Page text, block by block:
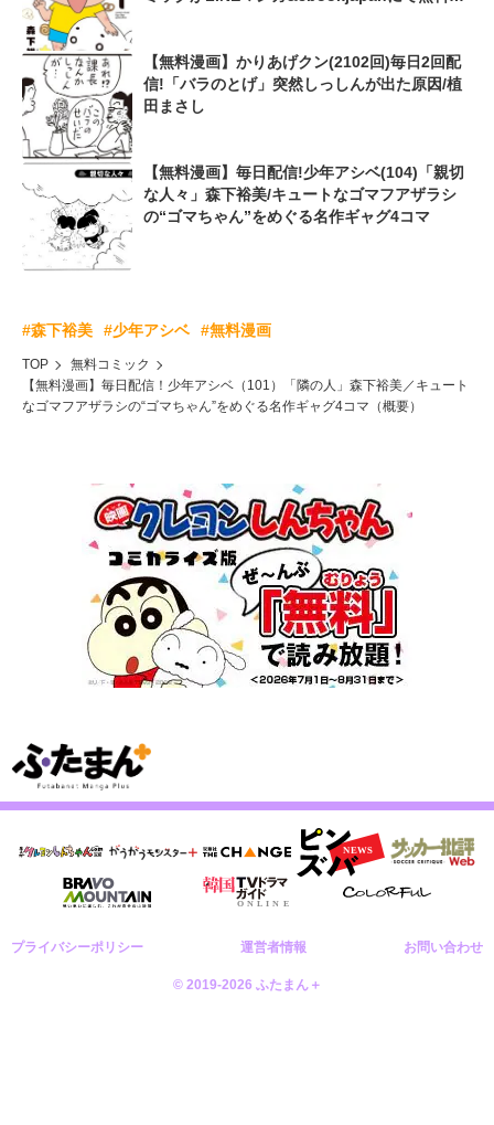
【無料漫画】かりあげクン(2102回)毎日2回配
信!「バラのとげ」突然しっしんが出た原因/植
田まさし
【無料漫画】毎日配信!少年アシベ(104)「親切
な人々」森下裕美/キュートなゴマフアザラシ
の“ゴマちゃん”をめぐる名作ギャグ4コマ
#森下裕美 #少年アシベ #無料漫画
TOP
無料コミック
【無料漫画】毎日配信！少年アシベ（101）「隣の人」森下裕美／キュート
なゴマフアザラシの“ゴマちゃん”をめぐる名作ギャグ4コマ（概要）
プライバシーポリシー 運営者情報 お問い合わせ
© 2019-2026 ふたまん＋